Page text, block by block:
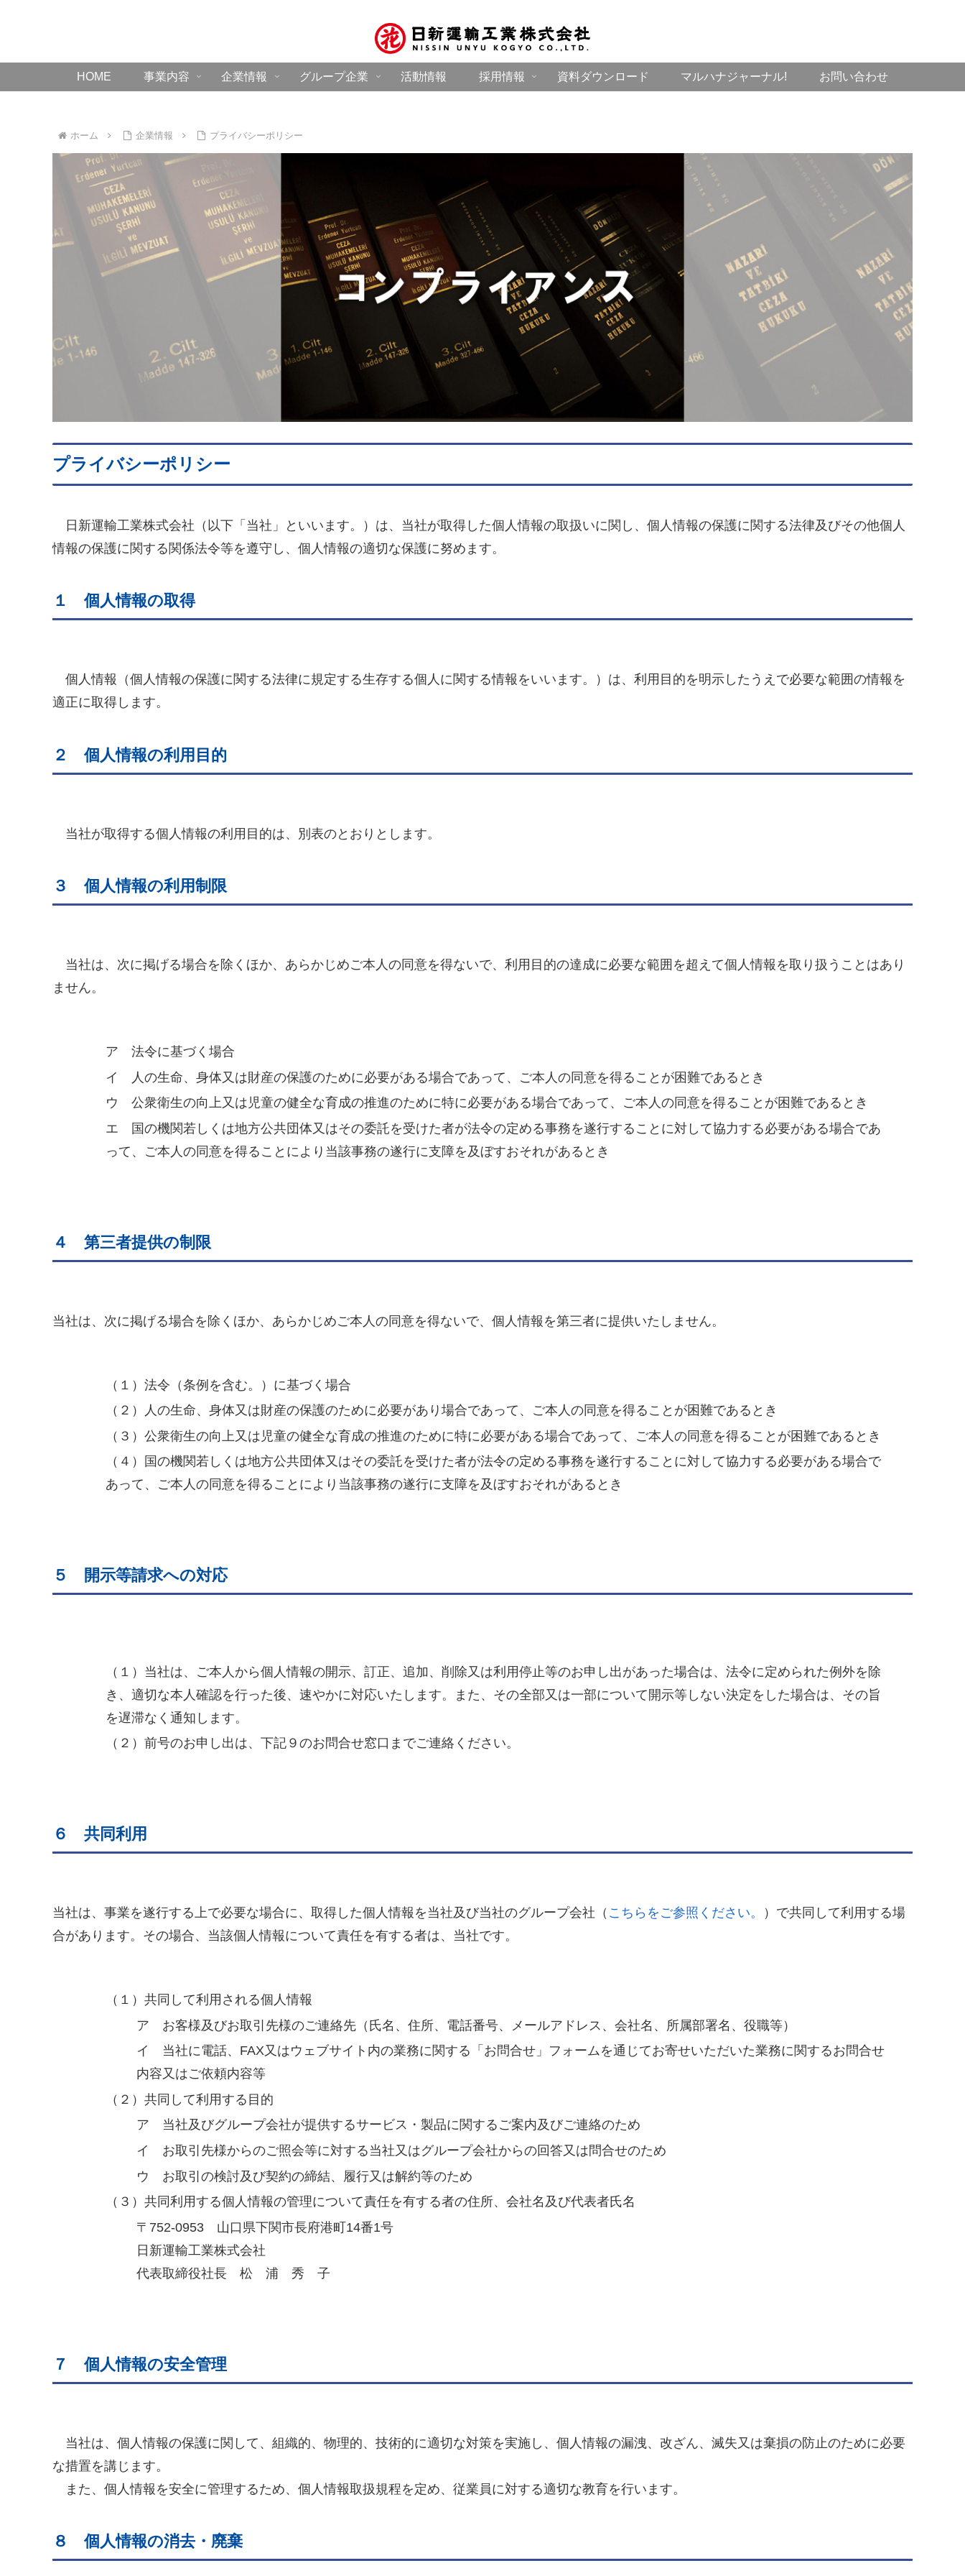
HOME 事業内容 企業情報 グループ企業 活動情報 採用情報 資料ダウンロード マルハナジャーナル! お問い合わせ
ホーム 企業情報 プライバシーポリシー
プライバシーポリシー
日新運輸工業株式会社（以下「当社」といいます。）は、当社が取得した個人情報の取扱いに関し、個人情報の保護に関する法律及びその他個人
情報の保護に関する関係法令等を遵守し、個人情報の適切な保護に努めます。
１ 個人情報の取得
個人情報（個人情報の保護に関する法律に規定する生存する個人に関する情報をいいます。）は、利用目的を明示したうえで必要な範囲の情報を
適正に取得します。
２ 個人情報の利用目的
当社が取得する個人情報の利用目的は、別表のとおりとします。
３ 個人情報の利用制限
当社は、次に掲げる場合を除くほか、あらかじめご本人の同意を得ないで、利用目的の達成に必要な範囲を超えて個人情報を取り扱うことはあり
ません。
ア 法令に基づく場合
イ 人の生命、身体又は財産の保護のために必要がある場合であって、ご本人の同意を得ることが困難であるとき
ウ 公衆衛生の向上又は児童の健全な育成の推進のために特に必要がある場合であって、ご本人の同意を得ることが困難であるとき
エ 国の機関若しくは地方公共団体又はその委託を受けた者が法令の定める事務を遂行することに対して協力する必要がある場合であ
って、ご本人の同意を得ることにより当該事務の遂行に支障を及ぼすおそれがあるとき
４ 第三者提供の制限
当社は、次に掲げる場合を除くほか、あらかじめご本人の同意を得ないで、個人情報を第三者に提供いたしません。
（１）法令（条例を含む。）に基づく場合
（２）人の生命、身体又は財産の保護のために必要があり場合であって、ご本人の同意を得ることが困難であるとき
（３）公衆衛生の向上又は児童の健全な育成の推進のために特に必要がある場合であって、ご本人の同意を得ることが困難であるとき
（４）国の機関若しくは地方公共団体又はその委託を受けた者が法令の定める事務を遂行することに対して協力する必要がある場合で
あって、ご本人の同意を得ることにより当該事務の遂行に支障を及ぼすおそれがあるとき
５ 開示等請求への対応
（１）当社は、ご本人から個人情報の開示、訂正、追加、削除又は利用停止等のお申し出があった場合は、法令に定められた例外を除
き、適切な本人確認を行った後、速やかに対応いたします。また、その全部又は一部について開示等しない決定をした場合は、その旨
を遅滞なく通知します。
（２）前号のお申し出は、下記９のお問合せ窓口までご連絡ください。
６ 共同利用
当社は、事業を遂行する上で必要な場合に、取得した個人情報を当社及び当社のグループ会社（ こちらをご参照ください。
）で共同して利用する場
合があります。その場合、当該個人情報について責任を有する者は、当社です。
（１）共同して利用される個人情報
ア お客様及びお取引先様のご連絡先（氏名、住所、電話番号、メールアドレス、会社名、所属部署名、役職等）
イ 当社に電話、FAX又はウェブサイト内の業務に関する「お問合せ」フォームを通じてお寄せいただいた業務に関するお問合せ
内容又はご依頼内容等
（２）共同して利用する目的
ア 当社及びグループ会社が提供するサービス・製品に関するご案内及びご連絡のため
イ お取引先様からのご照会等に対する当社又はグループ会社からの回答又は問合せのため
ウ お取引の検討及び契約の締結、履行又は解約等のため
（３）共同利用する個人情報の管理について責任を有する者の住所、会社名及び代表者氏名
〒752-0953 山口県下関市長府港町14番1号
日新運輸工業株式会社
代表取締役社長 松 浦 秀 子
７ 個人情報の安全管理
当社は、個人情報の保護に関して、組織的、物理的、技術的に適切な対策を実施し、個人情報の漏洩、改ざん、滅失又は棄損の防止のために必要
な措置を講じます。
また、個人情報を安全に管理するため、個人情報取扱規程を定め、従業員に対する適切な教育を行います。
８ 個人情報の消去・廃棄